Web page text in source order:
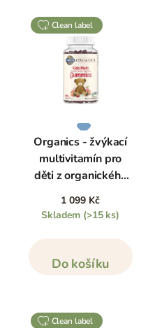
clean label
Organics - žvýkací
multivitamín pro
děti z organického
ovoce, 120 gumídků
1 099 Kč
Skladem (>15 ks)
Do košíku
clean label